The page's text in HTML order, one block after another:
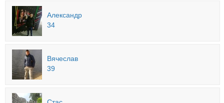
Александр
34
Вячеслав
39